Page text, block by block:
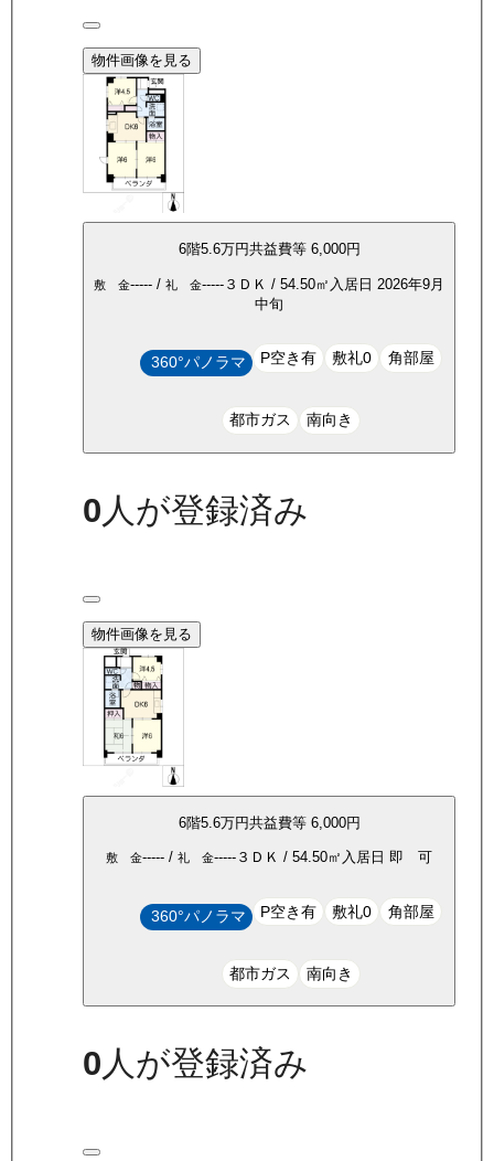
物件画像を見る
6階5.6万円共益費等 6,000円
敷 金----- / 礼 金----- ３ＤＫ / 54.50㎡ 入居日 2026年9月
中旬
360°パノラマ P空き有 敷礼0 角部屋
都市ガス 南向き
0 人が登録済み
物件画像を見る
6階5.6万円共益費等 6,000円
敷 金----- / 礼 金----- ３ＤＫ / 54.50㎡ 入居日 即 可
360°パノラマ P空き有 敷礼0 角部屋
都市ガス 南向き
0人が登録済み